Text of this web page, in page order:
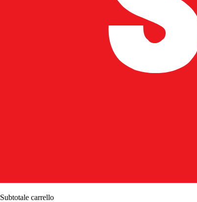
Subtotale carrello